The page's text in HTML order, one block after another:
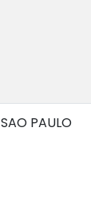
SAO PAULO